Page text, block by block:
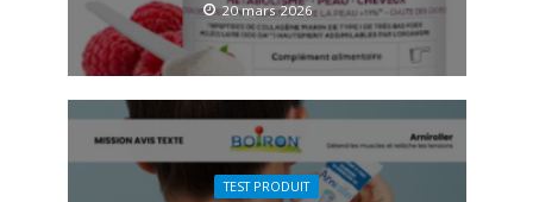
20 mars 2026
TEST PRODUIT